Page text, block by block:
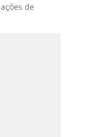
de